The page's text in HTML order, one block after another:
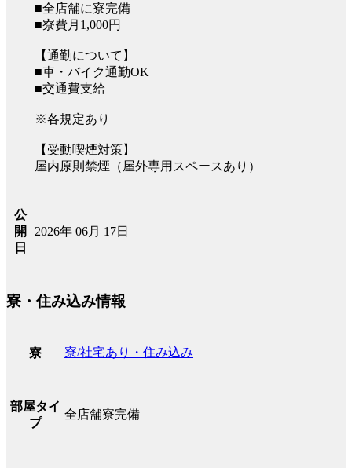
■全店舗に寮完備
■寮費月1,000円
【通勤について】
■車・バイク通勤OK
■交通費支給
※各規定あり
【受動喫煙対策】
屋内原則禁煙（屋外専用スペースあり）
公
開
日
2026年 06月 17日
寮・住み込み情報
寮 寮/社宅あり・住み込み
部屋タイ
プ
全店舗寮完備